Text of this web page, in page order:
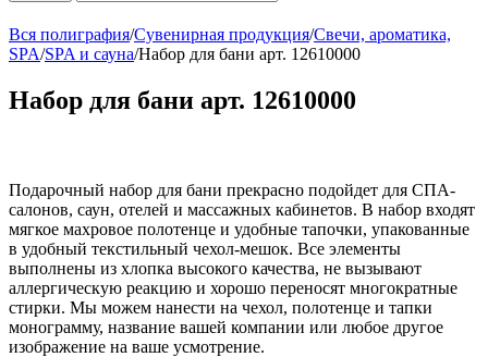
Вся полиграфия/Сувенирная продукция/Свечи, ароматика,
SPA/SPA и сауна/Набор для бани арт. 12610000
Набор для бани арт. 12610000
Подарочный набор для бани прекрасно подойдет для СПА-
салонов, саун, отелей и массажных кабинетов. В набор входят
мягкое махровое полотенце и удобные тапочки, упакованные
в удобный текстильный чехол-мешок. Все элементы
выполнены из хлопка высокого качества, не вызывают
аллергическую реакцию и хорошо переносят многократные
стирки. Мы можем нанести на чехол, полотенце и тапки
монограмму, название вашей компании или любое другое
изображение на ваше усмотрение.